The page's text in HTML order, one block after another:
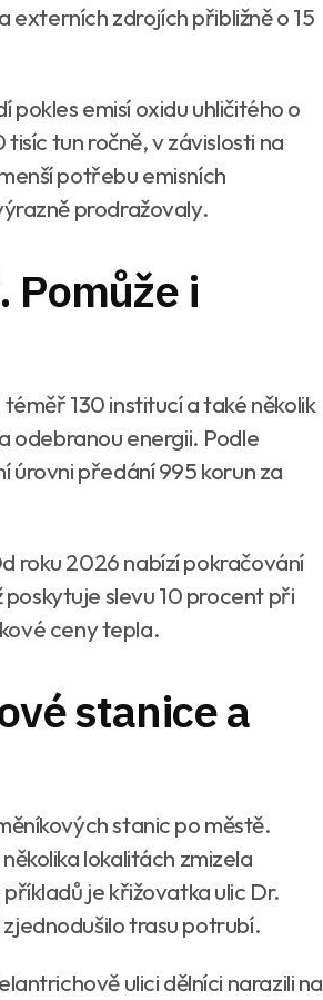
externích zdrojích přibližně o 15
emisí oxidu uhličitého o
tun ročně, v závislosti na
potřebu emisních
prodražovaly.
Pomůže i
130 institucí a také několik
odebranou energii. Podle
úrovni předání 995 korun za
roku 2026 nabízí pokračování
poskytuje slevu 10 procent při
ceny tepla.
stanice a
stanic po městě.
lokalitách zmizela
je křižovatka ulic Dr.
trasu potrubí.
ulici dělníci narazili na